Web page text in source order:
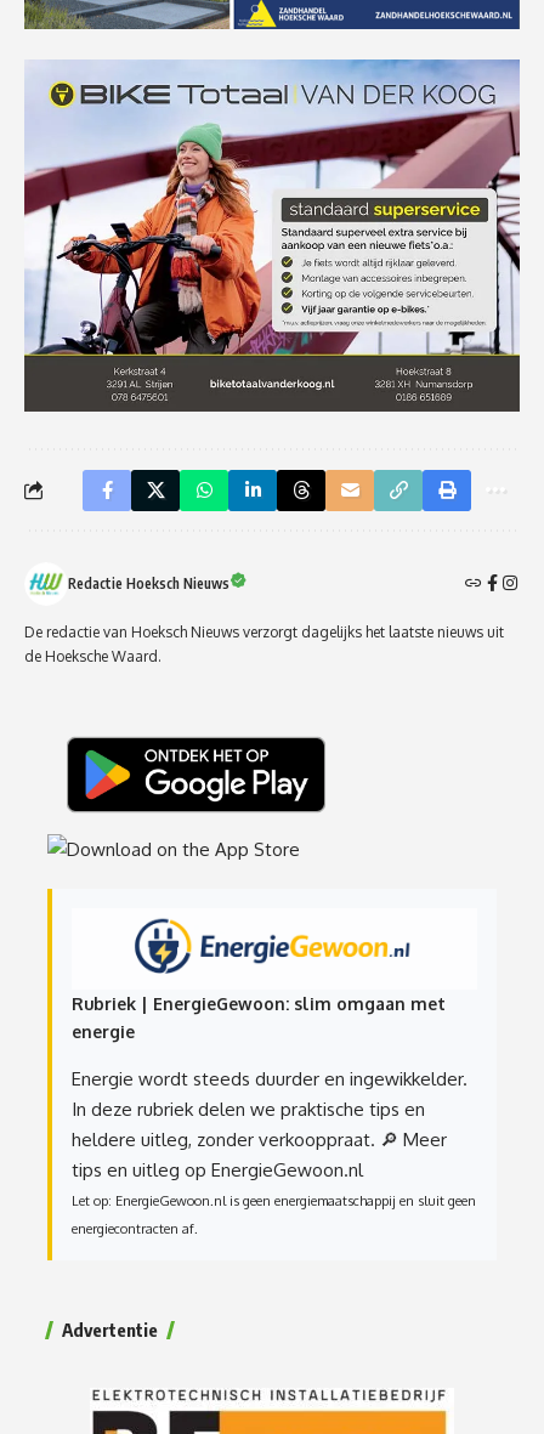
Redactie Hoeksch Nieuws
De redactie van Hoeksch Nieuws verzorgt dagelijks het laatste nieuws uit
de Hoeksche Waard.
Rubriek | EnergieGewoon: slim omgaan met
energie
Energie wordt steeds duurder en ingewikkelder.
In deze rubriek delen we praktische tips en
heldere uitleg, zonder verkooppraat. 🔎 Meer
tips en uitleg op EnergieGewoon.nl
Let op: EnergieGewoon.nl is geen energiemaatschappij en sluit geen
energiecontracten af.
Advertentie